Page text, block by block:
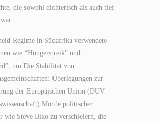
die sowohl dichterisch als auch tief
Regime in Südafrika verwendete
wie “Hungerstreik” und
um Die Stabilität von
Überlegungen zur
der Europäischen Union (DUV
Morde politischer
wie Steve Biko zu verschleiern, die